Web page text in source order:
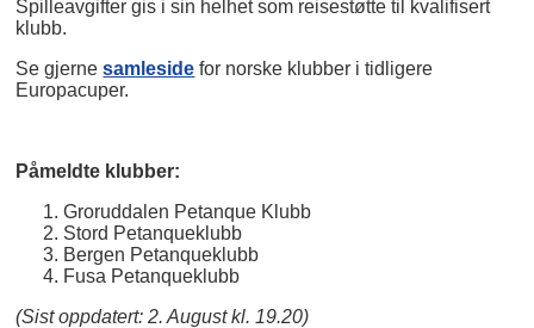
Spilleavgifter gis i sin helhet som reisestøtte til kvalifisert
klubb.
Se gjernesamleside for norske klubber i tidligere
Europacuper.
Påmeldte klubber:
Groruddalen Petanque Klubb
Stord Petanqueklubb
Bergen Petanqueklubb
Fusa Petanqueklubb
(Sist oppdatert: 2. August kl. 19.20)